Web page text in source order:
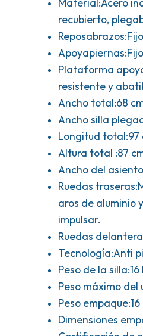
recubierto,
Plataforma
resistente y
Ancho total:68
Ancho silla
Longitud total:97
Altura total :87
Ancho del
Ruedas
aros de aluminio
impulsar.
Ruedas
Tecnología:Anti
Peso de la silla:16
Peso máximo del
Peso empaque:16
Dimensiones